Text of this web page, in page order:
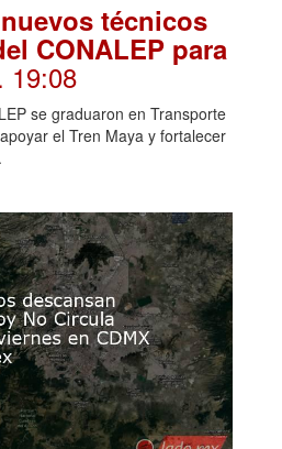
técnicos
CONALEP para
. 19:08
se graduaron en Transporte
el Tren Maya y fortalecer